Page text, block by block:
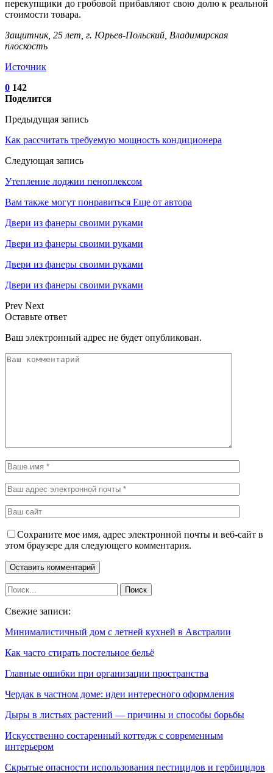
перекупщики до гробовой прибавляют свою долю к реальной
стоимости товара.
Защитник, 25 лет, г. Юрьев-Польский, Владимирская
плоскость
Источник
0 142
Поделится
Предыдущая запись
Как рассчитать требуемую мощность кондиционера
Следующая запись
Утепление лоджии пеноплексом
Вам также могут понравиться Еще от автора
Двери из фанеры своими руками
Двери из фанеры своими руками
Двери из фанеры своими руками
Двери из фанеры своими руками
Prev Next
Оставьте ответ
Ваш электронный адрес не будет опубликован.
Сохраните мое имя, адрес электронной почты и веб-сайт в
этом браузере для следующего комментария.
Свежие записи:
Минималистичный дом с летней кухней в Австралии
Как часто стирать постельное бельё
Главные ошибки при организации пространства
Чердак в частном доме: идеи интересного оформления
Дыры в листьях растений — причины и способы борьбы
Искусственно состаренный коттедж с современным
интерьером
Скрытые опасности использования пестицидов и гербицидов